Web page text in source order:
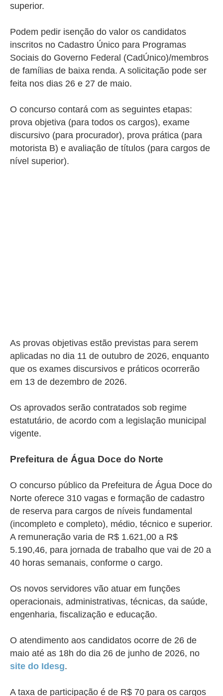
superior.
Podem pedir isenção do valor os candidatos
inscritos no Cadastro Único para Programas
Sociais do Governo Federal (CadÚnico)/membros
de famílias de baixa renda. A solicitação pode ser
feita nos dias 26 e 27 de maio.
O concurso contará com as seguintes etapas:
prova objetiva (para todos os cargos), exame
discursivo (para procurador), prova prática (para
motorista B) e avaliação de títulos (para cargos de
nível superior).
As provas objetivas estão previstas para serem
aplicadas no dia 11 de outubro de 2026, enquanto
que os exames discursivos e práticos ocorrerão
em 13 de dezembro de 2026.
Os aprovados serão contratados sob regime
estatutário, de acordo com a legislação municipal
vigente.
Prefeitura de Água Doce do Norte
O concurso público da Prefeitura de Água Doce do
Norte oferece 310 vagas e formação de cadastro
de reserva para cargos de níveis fundamental
(incompleto e completo), médio, técnico e superior.
A remuneração varia de R$ 1.621,00 a R$
5.190,46, para jornada de trabalho que vai de 20 a
40 horas semanais, conforme o cargo.
Os novos servidores vão atuar em funções
operacionais, administrativas, técnicas, da saúde,
engenharia, fiscalização e educação.
O atendimento aos candidatos ocorre de 26 de
maio até as 18h do dia 26 de junho de 2026, no
site do Idesg.
A taxa de participação é de R$ 70 para os cargos